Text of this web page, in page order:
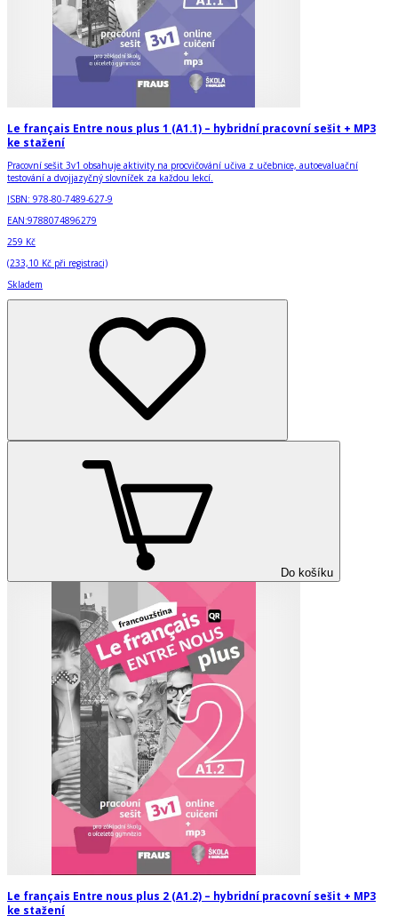
Le français Entre nous plus 1 (A1.1) – hybridní pracovní sešit + MP3
ke stažení
Pracovní sešit 3v1 obsahuje aktivity na procvičování učiva z učebnice, autoevaluační
testování a dvojjazyčný slovníček za každou lekcí.
ISBN: 978-80-7489-627-9
EAN:9788074896279
259 Kč
(233,10 Kč při registraci)
Skladem
Do košíku
Le français Entre nous plus 2 (A1.2) – hybridní pracovní sešit + MP3
ke stažení